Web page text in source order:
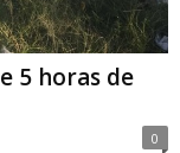
5 horas de
0